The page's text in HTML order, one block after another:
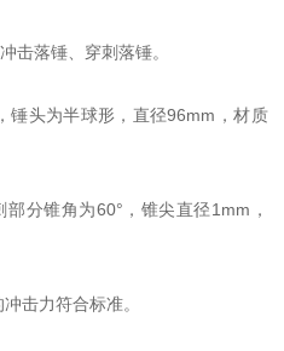
击落锤、穿刺落锤。
锤头为半球形，直径96mm，材质
分锥角为60°，锥尖直径1mm，
击力符合标准。